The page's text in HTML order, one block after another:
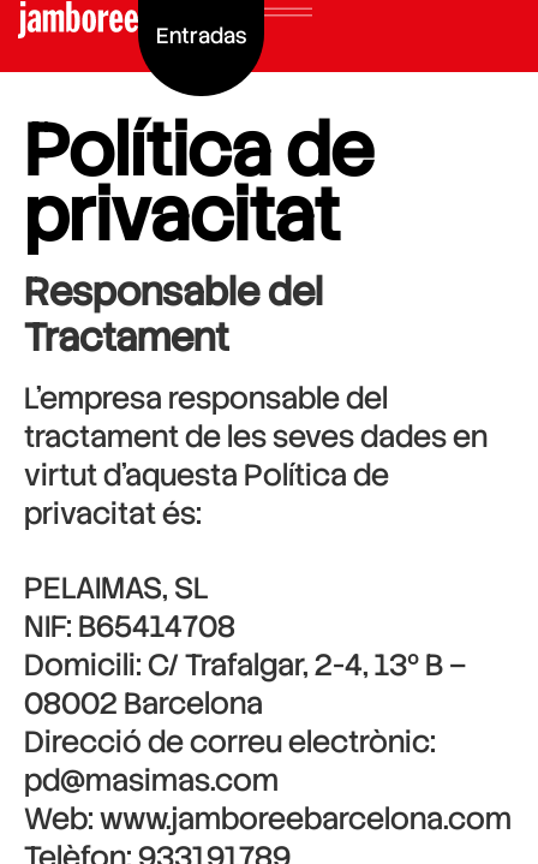
Entradas
Política de
privacitat
Responsable del
Tractament
L’empresa responsable del
tractament de les seves dades en
virtut d’aquesta Política de
privacitat és:
PELAIMAS, SL
NIF: B65414708
Domicili: C/ Trafalgar, 2-4, 13º B –
08002 Barcelona
Direcció de correu electrònic:
pd@masimas.com
Web: www.jamboreebarcelona.com